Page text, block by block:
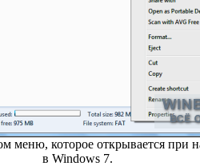
меню, которое открывается
в Windows 7.